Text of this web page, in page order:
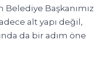
Belediye Başkanımız
alt yapı değil,
da bir adım öne